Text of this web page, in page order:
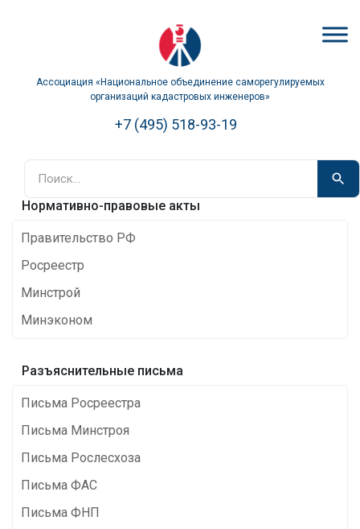
Ассоциация «Национальное объединение саморегулируемых
организаций кадастровых инженеров»
+7 (495) 518-93-19
Нормативно-правовые акты
Правительство РФ
Росреестр
Минстрой
Минэконом
Разъяснительные письма
Письма Росреестра
Письма Минстроя
Письма Рослесхоза
Письма ФАС
Письма ФНП